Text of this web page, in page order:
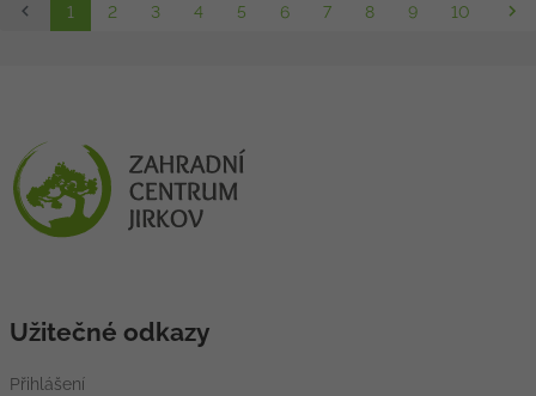
1 2 3 4 5 6 7 8 9 10
Užitečné odkazy
Přihlášení